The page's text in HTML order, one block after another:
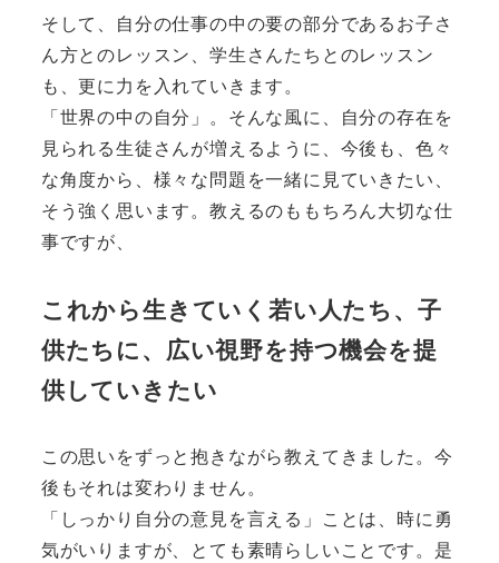
そして、自分の仕事の中の要の部分であるお子さ
ん方とのレッスン、学生さんたちとのレッスン
も、更に力を入れていきます。
「世界の中の自分」。そんな風に、自分の存在を
見られる生徒さんが増えるように、今後も、色々
な角度から、様々な問題を一緒に見ていきたい、
そう強く思います。教えるのももちろん大切な仕
事ですが、
これから生きていく若い人たち、子
供たちに、広い視野を持つ機会を提
供していきたい
この思いをずっと抱きながら教えてきました。今
後もそれは変わりません。
「しっかり自分の意見を言える」ことは、時に勇
気がいりますが、とても素晴らしいことです。是